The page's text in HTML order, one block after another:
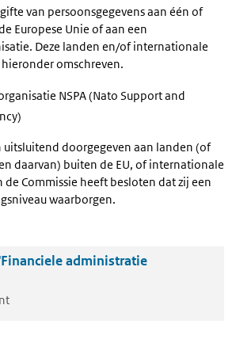
van persoonsgegevens aan één of
Europese Unie of aan een
Deze landen en/of internationale
omschreven.
NSPA (Nato Support and
uitsluitend doorgegeven aan landen (of
daarvan) buiten de EU, of internationale
de Commissie heeft besloten dat zij een
waarborgen.
administratie